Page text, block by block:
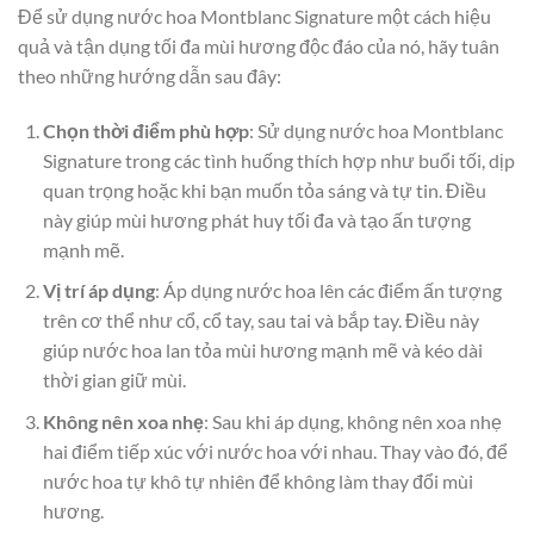
Để sử dụng nước hoa Montblanc Signature một cách hiệu
quả và tận dụng tối đa mùi hương độc đáo của nó, hãy tuân
theo những hướng dẫn sau đây:
Chọn thời điểm phù hợp: Sử dụng nước hoa Montblanc
Signature trong các tình huống thích hợp như buổi tối, dịp
quan trọng hoặc khi bạn muốn tỏa sáng và tự tin. Điều
này giúp mùi hương phát huy tối đa và tạo ấn tượng
mạnh mẽ.
Vị trí áp dụng: Áp dụng nước hoa lên các điểm ấn tượng
trên cơ thể như cổ, cổ tay, sau tai và bắp tay. Điều này
giúp nước hoa lan tỏa mùi hương mạnh mẽ và kéo dài
thời gian giữ mùi.
Không nên xoa nhẹ: Sau khi áp dụng, không nên xoa nhẹ
hai điểm tiếp xúc với nước hoa với nhau. Thay vào đó, để
nước hoa tự khô tự nhiên để không làm thay đổi mùi
hương.